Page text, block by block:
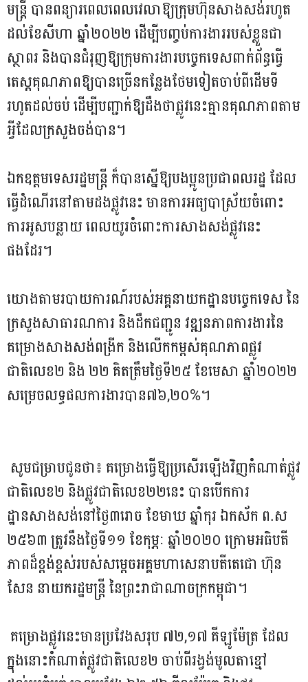
មន្ត្រី បានពន្យារពេលពេលវេលាឱ្យក្រុមហ៊ុនសាងសង់រហូត
ដល់ខែសីហា ឆ្នាំ២០២២ ដើម្បីបញ្ចប់ការងាររបស់ខ្លួនជា
ស្ថាពរ និងបានជំរុញឱ្យក្រុមការងារបច្ចេកទេសពាក់ព័ន្ធធ្វើ
តេស្តគុណភាពឱ្យបានច្រើនកន្លែងថែមទៀតចាប់ពីដើមទី
រហូតដល់ចប់ ដើម្បីបញ្ជាក់ឱ្យដឹងថាផ្លូវនេះគ្មានគុណភាពតាម
អ្វីដែលក្រសួងចង់បាន។
ឯកឧត្តមទេសរដ្ឋមន្ត្រី ក៏បានស្នើឱ្យបងប្អូនប្រជាពលរដ្ឋ ដែល
ធ្វើដំណើរនៅតាមដងផ្លូវនេះ មានការអធ្យបាស្រ័យចំពោះ
ការអូសបន្លាយ ពេលយូរចំពោះការសាងសង់ផ្លូវនេះ
ផងដែរ។
យោងតាមរបាយការណ៍របស់អគ្គនាយកដ្ឋានបច្ចេកទេស នៃ
ក្រសួងសាធារណការ និងដឹកជញ្ជូន វឌ្ឍនភាពការងារនៃ
គម្រោងសាងសង់ពង្រីក និងលើកកម្ពស់គុណភាពផ្លូវ
ជាតិលេខ២ និង ២២ គិតត្រឹមថ្ងៃទី២៥ ខែមេសា ឆ្នាំ២០២២
សម្រេចលទ្ធផលការងារបាន៧៦,២០%។
សូមជម្រាបជូនថា៖ គម្រោងធ្វើឱ្យប្រសើរឡើងវិញកំណាត់ផ្លូវ
ជាតិលេខ២ និងផ្លូវជាតិលេខ២២នេះ បានបើកការ
ដ្ឋានសាងសង់នៅថ្ងៃ៣រោច ខែមាឃ ឆ្នាំកុរ ឯកស័ក ព.ស
២៥៦៣ ត្រូវនឹងថ្ងៃទី១១ ខែកុម្ភៈ ឆ្នាំ២០២០ ក្រោមអធិបតី
ភាពដ៏ខ្ពង់ខ្ពស់របស់សម្ដេចអគ្គមហាសេនាបតីតេជោ ហ៊ុន
សែន នាយករដ្ឋមន្ត្រី នៃព្រះរាជាណាចក្រកម្ពុជា។
គម្រោងផ្លូវនេះមានប្រវែងសរុប ៧២,១៧ គីឡូម៉ែត្រ ដែល
ក្នុងនោះកំណាត់ផ្លូវជាតិលេខ២ ចាប់ពីរង្វង់មូលតាខ្មៅ